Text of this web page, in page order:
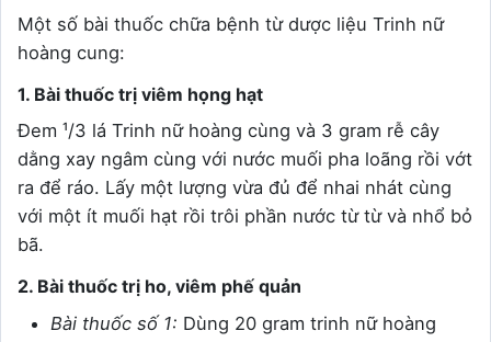
Một số bài thuốc chữa bệnh từ dược liệu Trinh nữ
hoàng cung:
1. Bài thuốc trị viêm họng hạt
Đem ¹/3 lá Trinh nữ hoàng cùng và 3 gram rễ cây
dằng xay ngâm cùng với nước muối pha loãng rồi vớt
ra để ráo. Lấy một lượng vừa đủ để nhai nhát cùng
với một ít muối hạt rồi trôi phần nước từ từ và nhổ bỏ
bã.
2. Bài thuốc trị ho, viêm phế quản
Bài thuốc số 1: Dùng 20 gram trinh nữ hoàng